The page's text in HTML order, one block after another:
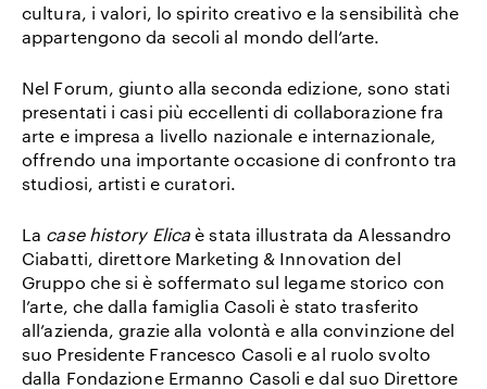
cultura, i valori, lo spirito creativo e la sensibilità che
appartengono da secoli al mondo dell’arte.
Nel Forum, giunto alla seconda edizione, sono stati
presentati i casi più eccellenti di collaborazione fra
arte e impresa a livello nazionale e internazionale,
offrendo una importante occasione di confronto tra
studiosi, artisti e curatori.
La case history Elicaè stata illustrata da Alessandro
Ciabatti, direttore Marketing & Innovationdel
Gruppo che si è soffermato sul legame storico con
l’arte, che dalla famiglia Casoli è stato trasferito
all’azienda, grazie alla volontà e alla convinzione del
suo Presidente Francesco Casoli e al ruolo svolto
dalla Fondazione Ermanno Casoli e dal suo Direttore